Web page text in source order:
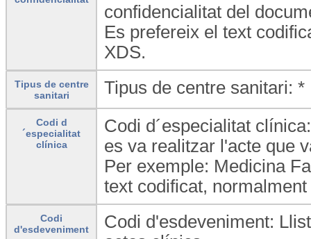
confidencialitat del
Es prefereix el text
XDS.
Tipus de centre
sanitari
Tipus de centre sanitari: *
Codi d
´especialitat
clínica
Codi d´especialitat
es va realitzar l'acte que
Per exemple: Medicina
text codificat,
Codi
d'esdeveniment
Codi d'esdeveniment: